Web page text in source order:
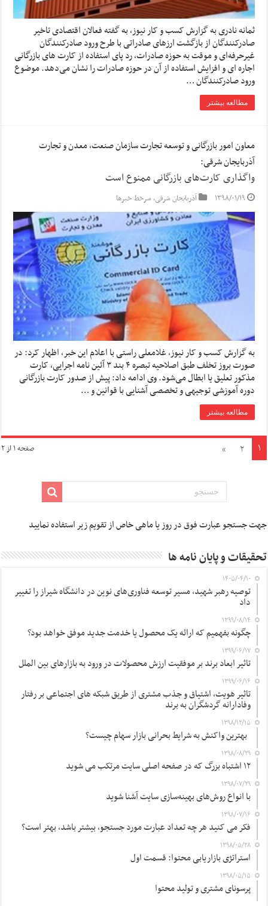
ثمانه نادری به گزارش کسب و کار نیوز، به گفته فعالان اقتصادی تاخیر
صادرکنندگان از بازگشت ارزهای صادراتی با طرح ورود صادرکنندگان
غیرحرفه‌ای و موقت به حوزه صادرات، رد پای استفاده از کارت های بازرگانی
اجاره ای و افزایش استفاده از آن در حوزه صادرات را نشان می‌دهد. موضوع
ورود صادرکنندگان …
مطالعه بیشتر
معاون امور بازرگانی و توسعه تجارت سازمان صنعت، معدن و تجارت
آذربایجان شرقی:
واگذاری کارت‌های بازرگانی ممنوع است
۱۳۹۸/۰۱/۱۹ آذربایجان شرقی,سرخط خبرها
‌
به گزارش کسب و کار نیوز، غلامعلی راستی با اعلام این خبر، اظهار کرد: در
صورت بروز تخلف طبق اصلاحیه تبصره ۴ بند ۳ آئین نامه اجرایی، کارت
مذکور تعلیق یا ابطال می‌شود. وی ادامه داد: پیش از صدور کارت بازرگانی
دوره آموزشی توجیهی و تخصصی آشنایی با قوانین و …
مطالعه بیشتر
صفحه ۱ از ۲ ۱ ۲ »
جهت جستجو عبارت فوق در روز یا ماهی خاص از تقویم زیر استفاده نمایید
تحقیقات و پایان نامه ها
۱۴۰۵/۰۴/۱۰
توصیه رهبر شهید، مسیر توسعه فناوری‌های نوین در دانشگاه شیراز را تغییر
داد
۱۳۹۹/۰۸/۱۴
چگونه بفهمیم که ارائه یک محصول یا خدمت جدید موفق خواهد بود؟
۱۳۹۹/۰۶/۱۷
تاثیر ابعاد برند بر موفقیت ارزش محصولات در ورود به بازارهای بین الملل
۱۳۹۹/۰۶/۱۶
تاثیر هویت، اشتیاق و جذب مشتری از طریق شبکه های اجتماعی بر رفتار
وفادارانه گردشگران به برند
۱۳۹۸/۱۲/۱۵
بهترین واکنش به شرایط بحرانی بازار سهام چیست؟
۱۳۹۸/۰۸/۲۹
۱۲ اشتباه بزرگ که در صفحه اصلی سایت مرتکب می شوید
۱۳۹۸/۰۷/۲۹
با انواع روش‌های بهینه‌سازی سایت آشنا شوید
۱۳۹۸/۰۷/۱۶
فکر می کنید هر چه تعداد عبارت مورد جستجو، بیشتر باشد، بهتر است؟
۱۳۹۸/۰۵/۲۸
استراتژی بازاریابی محتوا: قسمت اول
۱۳۹۸/۰۵/۱۵
پرسونای مشتری و تولید محتوا